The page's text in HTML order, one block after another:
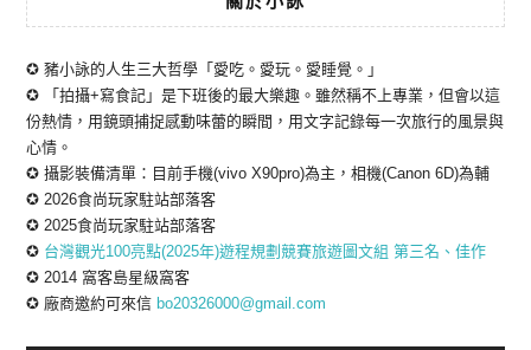
✪ 豬小詠的人生三大哲學「愛吃。愛玩。愛睡覺。」
✪ 「拍攝+寫食記」是下班後的最大樂趣。雖然稱不上專業，但會以這
份熱情，用鏡頭捕捉感動味蕾的瞬間，用文字記錄每一次旅行的風景與
心情。
✪ 攝影裝備清單：目前手機(vivo X90pro)為主，相機(Canon 6D)為輔
✪ 2026食尚玩家駐站部落客
✪ 2025食尚玩家駐站部落客
✪ 台灣觀光100亮點(2025年)遊程規劃競賽旅遊圖文組 第三名、佳作
✪ 2014 窩客島星級窩客
✪ 廠商邀約可來信 bo20326000@gmail.com